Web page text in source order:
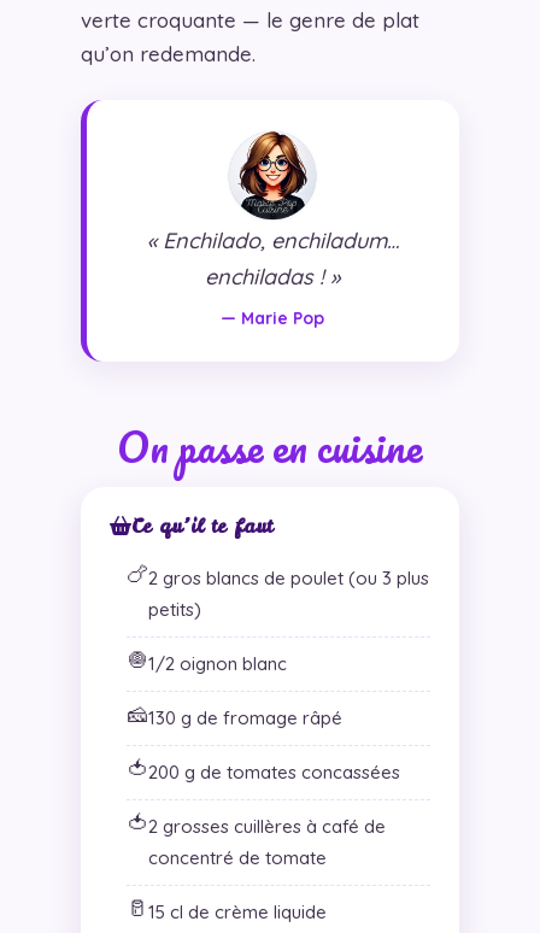
verte croquante — le genre de plat
qu’on redemande.
« Enchilado, enchiladum…
enchiladas ! »
— Marie Pop
On passe en cuisine
Ce qu’il te faut
🍗2 gros blancs de poulet (ou 3 plus
petits)
🧅1/2 oignon blanc
🧀130 g de fromage râpé
🍅200 g de tomates concassées
🍅2 grosses cuillères à café de
concentré de tomate
🥛 15 cl de crème liquide